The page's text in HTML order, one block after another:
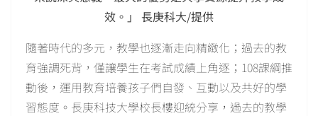
效。」 長庚科大/提供
隨著時代的多元，教學也逐漸走向精緻化；過去的教
育強調死背，僅讓學生在考試成績上角逐；108課綱推
動後，運用教育培養孩子們自發、互動以及共好的學
習態度。長庚科技大學校長樓迎統分享，過去的教學